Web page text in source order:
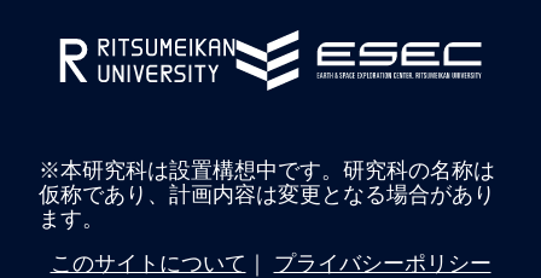
※本研究科は設置構想中です。研究科の名称は
仮称であり、計画内容は変更となる場合があり
ます。
このサイトについて
プライバシーポリシー